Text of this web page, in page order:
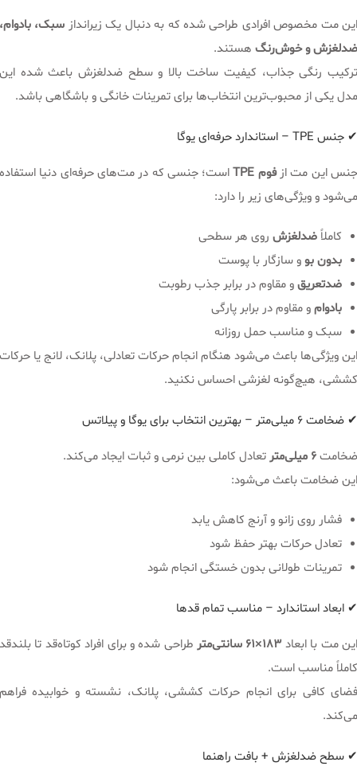
مت مخصوص افرادی طراحی شده که به دنبال یک زیرانداز سبک، بادوام،
ضدلغزش و خوش‌رنگ هستند.
ترکیب رنگی جذاب، کیفیت ساخت بالا و سطح ضدلغزش باعث شده این
مدل یکی از محبوب‌ترین انتخاب‌ها برای تمرینات خانگی و باشگاهی باشد.
✔ جنس TPE – استاندارد حرفه‌ای یوگا
این مت ازفوم TPE
است؛ جنسی که در مت‌های حرفه‌ای دنیا استفاده
می‌شود و ویژگی‌های زیر را دارد:
کاملاً ضدلغزش روی هر سطحی
بدون بوو سازگار با پوست
ضدتعریقو مقاوم در برابر جذب رطوبت
بادوامو مقاوم در برابر پارگی
سبک و مناسب حمل روزانه
این ویژگی‌ها باعث می‌شود هنگام انجام حرکات تعادلی، پلانک، لانج یا حرکات
کششی، هیچ‌گونه لغزشی احساس نکنید.
✔ ضخامت ۶ میلی‌متر – بهترین انتخاب برای یوگا و پیلاتس
ضخامت۶ میلی‌متر
تعادل کاملی بین نرمی و ثبات ایجاد می‌کند.
این ضخامت باعث می‌شود:
فشار روی زانو و آرنج کاهش یابد
تعادل حرکات بهتر حفظ شود
تمرینات طولانی بدون خستگی انجام شود
✔ ابعاد استاندارد – مناسب تمام قدها
مت با ابعاد183×61 سانتی‌متر
طراحی شده و برای افراد کوتاه‌قد تا بلندقد
کاملاً مناسب است.
فضای کافی برای انجام حرکات کششی، پلانک، نشسته و خوابیده فراهم
می‌کند.
✔ سطح ضدلغزش + بافت راهنما